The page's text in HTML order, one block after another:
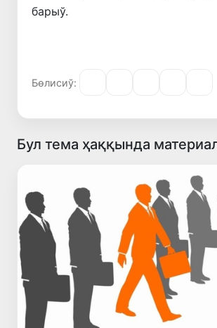
барыў.
Бөлисиў:
Бул тема ҳаққында